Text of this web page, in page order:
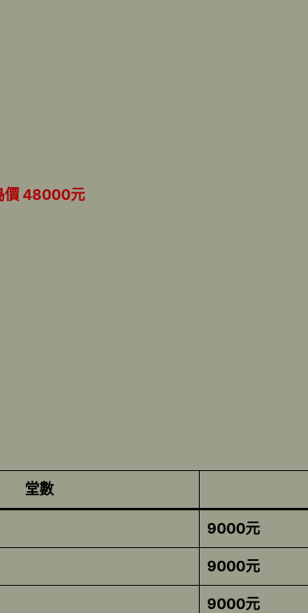
價 48000元
堂數
9000元
9000元
9000元